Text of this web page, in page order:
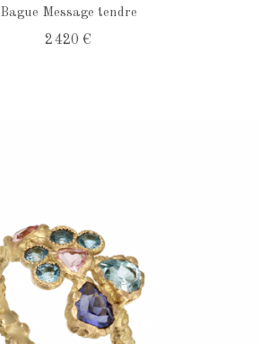
Bague Message tendre
2 420 €